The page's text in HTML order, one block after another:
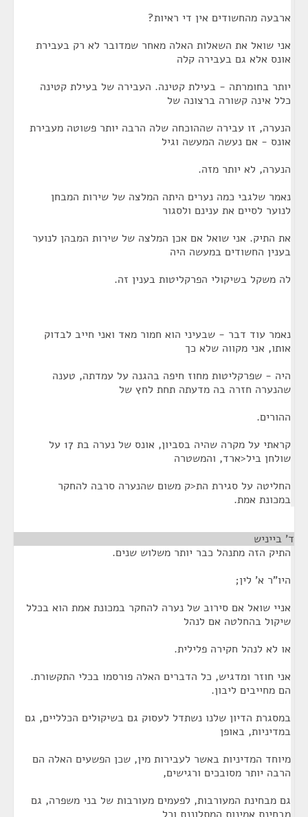
ארבעה מהחשודים אין די ראיות?
אני שואל את השאלות האלה מאחר שמדובר לא רק בעבירת
אונס אלא גם בעבירה קלה
יותר בחומרתה - בעילת קטינה. העבירה של בעילת קטינה
כלל אינה קשורה ברצונה של
הנערה, זו עבירה שההוכחה שלה הרבה יותר פשוטה מעבירת
אונס - אם נעשה המעשה וגיל
הנערה, לא יותר מזה.
נאמר שלגבי כמה נערים היתה המלצה של שירות המבחן
לנוער לסיים את ענינם ולסגור
את התיק. אני שואל אם אכן המלצה של שירות המבהן לנוער
בענין החשודים במעשה היה
לה משקל בשיקולי הפרקליטות בענין זה.
נאמר עוד דבר - שבעיני הוא חמור מאד ואני חייב לבדוק
אותו, אני מקווה שלא כך
היה - שפרקליטות מחוז חיפה בהגנה על עמדתה, טענה
שהנערה חזרה בה מדעתה תחת לחץ של
ההורים.
קראתי על מקרה שהיה בסביון, אונס של נערה בת 17 על
שולחן ביל<ארד, והמשטרה
החליטה על סגירת הת<ק משום שהנערה סרבה להחקר
במכונת אמת.
ד' בייניש
התיק הזה מתנהל כבר יותר משלוש שנים.
היו"ר א' לין;
אניי שואל אם סירוב של נערה להחקר במכונת אמת הוא בכלל
שיקול בהחלטה אם לנהל
או לא לנהל חקירה פלילית.
אני חוזר ומדגיש, כל הדברים האלה פורסמו בכלי התקשורת.
הם מחייבים ליבון.
במסגרת הדיון שלנו נשתדל לעסוק גם בשיקולים הכלליים, גם
במדיניות, באופן
מיוחד המדיניות באשר לעבירות מין, שכן הפשעים האלה הם
הרבה יותר מסובכים ורגישים,
גם מבחינת המעורבות, לפעמים מעורבות של בני משפרה, גם